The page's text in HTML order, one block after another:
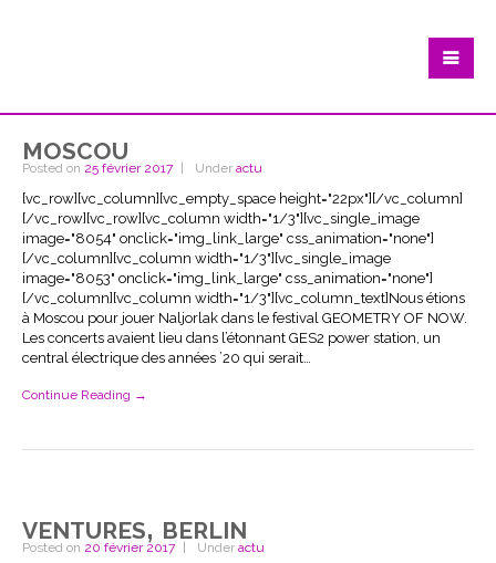
moscou
Posted on 25 février 2017 Under actu
[vc_row][vc_column][vc_empty_space height="22px"][/vc_column]
[/vc_row][vc_row][vc_column width="1/3"][vc_single_image
image="8054" onclick="img_link_large" css_animation="none"]
[/vc_column][vc_column width="1/3"][vc_single_image
image="8053" onclick="img_link_large" css_animation="none"]
[/vc_column][vc_column width="1/3"][vc_column_text]Nous étions
à Moscou pour jouer Naljorlak dans le festival GEOMETRY OF NOW.
Les concerts avaient lieu dans l’étonnant GES2 power station, un
central électrique des années ’20 qui serait…
Continue Reading →
ventures, berlin
Posted on 20 février 2017 Under actu